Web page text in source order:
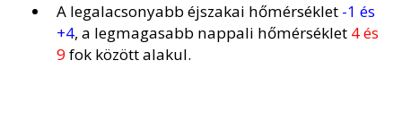
A legalacsonyabb éjszakai hőmérséklet -1 és
+4, a legmagasabb nappali hőmérséklet 4 és
9fok között alakul.